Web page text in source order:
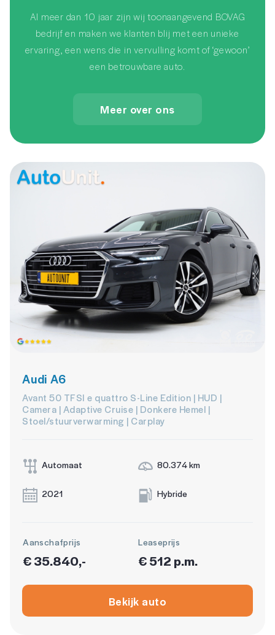
Al meer dan 10 jaar zijn wij toonaangevend BOVAG
bedrijf en maken we klanten blij met een unieke
ervaring, een wens die in vervulling komt of ‘gewoon’
een betrouwbare auto.
Meer over ons
Audi A6
Avant 50 TFSI e quattro S-Line Edition | HUD |
Camera | Adaptive Cruise | Donkere Hemel |
Stoel/stuurverwarming | Carplay
Automaat 80.374 km
2021 Hybride
Aanschafprijs
€ 35.840,-
Leaseprijs
€ 512 p.m.
Bekijk auto